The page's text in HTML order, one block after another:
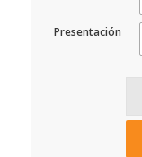
Presentación